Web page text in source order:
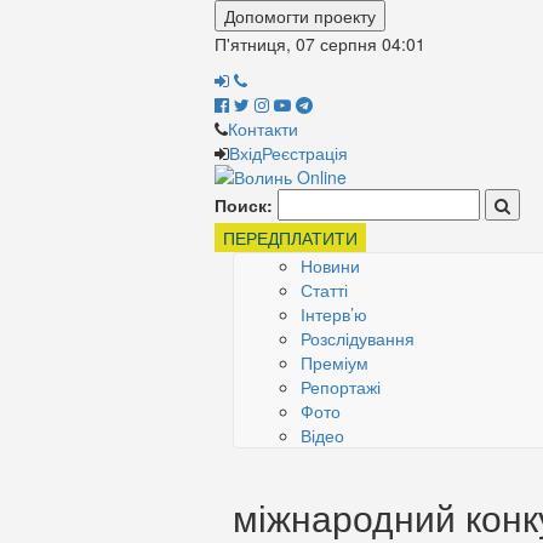
Допомогти проекту
П'ятниця, 07 серпня 04:01
Контакти
ВхідРеєстрація
Поиск:
ПЕРЕДПЛАТИТИ
Новини
Статті
Інтерв’ю
Розслідування
Преміум
Репортажі
Фото
Відео
міжнародний